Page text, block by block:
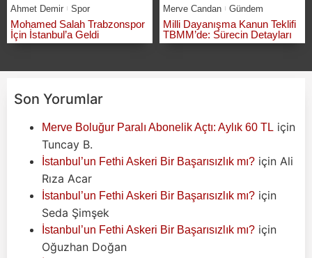
Ahmet Demir Spor
Mohamed Salah Trabzonspor
İçin İstanbul’a Geldi
Merve Candan Gündem
Milli Dayanışma Kanun Teklifi
TBMM’de: Sürecin Detayları
Son Yorumlar
Merve Boluğur Paralı Abonelik Açtı: Aylık 60 TL için
Tuncay B.
İstanbul’un Fethi Askeri Bir Başarısızlık mı? için Ali
Rıza Acar
İstanbul’un Fethi Askeri Bir Başarısızlık mı? için
Seda Şimşek
İstanbul’un Fethi Askeri Bir Başarısızlık mı? için
Oğuzhan Doğan